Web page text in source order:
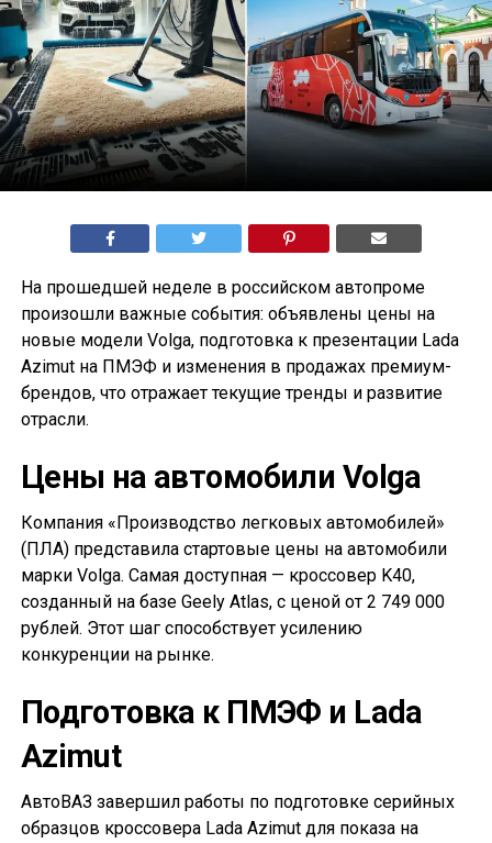
На прошедшей неделе в российском автопроме
произошли важные события: объявлены цены на
новые модели Volga, подготовка к презентации Lada
Azimut на ПМЭФ и изменения в продажах премиум-
брендов, что отражает текущие тренды и развитие
отрасли.
Цены на автомобили Volga
Компания «Производство легковых автомобилей»
(ПЛА) представила стартовые цены на автомобили
марки Volga. Самая доступная — кроссовер K40,
созданный на базе Geely Atlas, с ценой от 2 749 000
рублей. Этот шаг способствует усилению
конкуренции на рынке.
Подготовка к ПМЭФ и Lada
Azimut
АвтоВАЗ завершил работы по подготовке серийных
образцов кроссовера Lada Azimut для показа на